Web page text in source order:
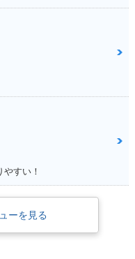
すい！
ーを見る